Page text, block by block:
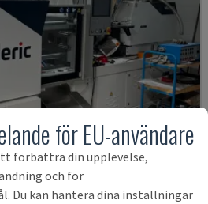
för EU-användare
förbättra din upplevelse,
och för
Du kan hantera dina inställningar